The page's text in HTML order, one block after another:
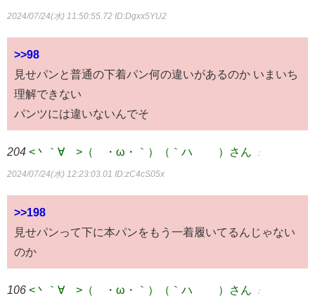
2024/07/24(水) 11:50:55.72 ID:Dgxx5YU2
>>98
見せパンと普通の下着パン何の違いがあるのか いまいち
理解できない
パンツには違いないんでそ
204 <丶｀∀´>（´・ω・｀）（｀ハ´ ）さん ：
2024/07/24(水) 12:23:03.01 ID:zC4cS05x
>>198
見せパンって下に本パンをもう一着履いてるんじゃない
のか
106 <丶｀∀´>（´・ω・｀）（｀ハ´ ）さん ：